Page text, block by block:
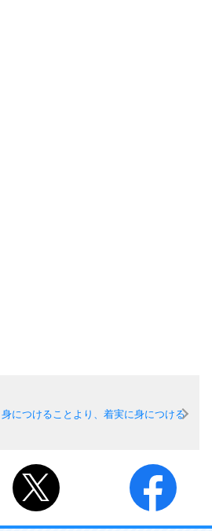
につけることより、着実に身につける